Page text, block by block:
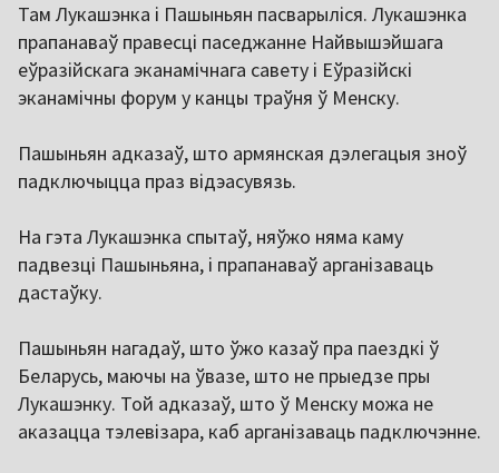
Там Лукашэнка і Пашыньян пасварыліся. Лукашэнка
прапанаваў правесці паседжанне Найвышэйшага
еўразійскага эканамічнага савету і Еўразійскі
эканамічны форум у канцы траўня ў Менску.
Пашыньян адказаў, што армянская дэлегацыя зноў
падключыцца праз відэасувязь.
На гэта Лукашэнка спытаў, няўжо няма каму
падвезці Пашыньяна, і прапанаваў арганізаваць
дастаўку.
Пашыньян нагадаў, што ўжо казаў пра паездкі ў
Беларусь, маючы на ўвазе, што не прыедзе пры
Лукашэнку. Той адказаў, што ў Менску можа не
аказацца тэлевізара, каб арганізаваць падключэнне.